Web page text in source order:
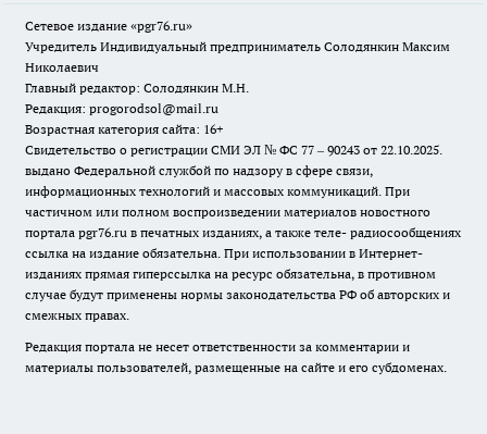
Сетевое издание «pgr76.ru»
Учредитель Индивидуальный предприниматель Солодянкин Максим
Николаевич
Главный редактор: Солодянкин М.Н.
Редакция: progorodsol@mail.ru
Возрастная категория сайта: 16+
Свидетельство о регистрации СМИ ЭЛ № ФС 77 – 90243 от 22.10.2025.
выдано Федеральной службой по надзору в сфере связи,
информационных технологий и массовых коммуникаций. При
частичном или полном воспроизведении материалов новостного
портала pgr76.ru в печатных изданиях, а также теле- радиосообщениях
ссылка на издание обязательна. При использовании в Интернет-
изданиях прямая гиперссылка на ресурс обязательна, в противном
случае будут применены нормы законодательства РФ об авторских и
смежных правах.
Редакция портала не несет ответственности за комментарии и
материалы пользователей, размещенные на сайте и его субдоменах.